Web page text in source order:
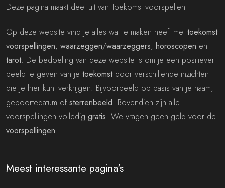
Deze pagina maakt deel uit van Toekomst voorspellen
Op deze website vind je alles wat te maken heeft met toekomst
voorspellingen, waarzeggen/waarzeggers, horoscopen en
tarot. De bedoeling van deze website is om je een positiever
beeld te geven van je toekomstdoor verschillende inzichten
die je hier kunt verkrijgen. Bijvoorbeeld op basis van je naam,
geboortedatum ofsterrenbeeld. Bovendien zijn alle
voorspellingen volledig gratis. We vragen geen geld voor de
voorspellingen.
Meest interessante pagina's